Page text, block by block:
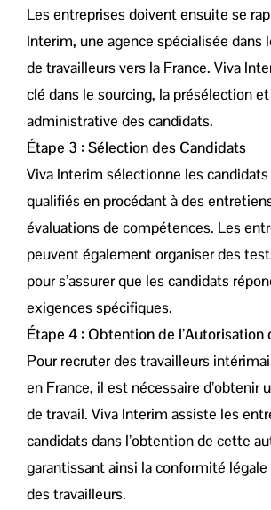
Les entreprises doivent ensuite se
Interim, une agence spécialisée dans
de travailleurs vers la France. Viva
clé dans le sourcing, la présélection
administrative des candidats.
Étape 3 : Sélection des Candidats
Viva Interim sélectionne les
qualifiés en procédant à des
évaluations de compétences. Les
peuvent également organiser des
pour s’assurer que les candidats
exigences spécifiques.
Étape 4 : Obtention de l’Autorisation
Pour recruter des travailleurs
en France, il est nécessaire d’obtenir
de travail. Viva Interim assiste les
candidats dans l’obtention de cette
garantissant ainsi la conformité
des travailleurs.